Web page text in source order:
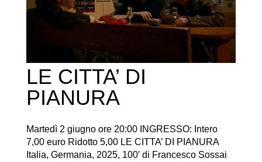
LE CITTA’ DI
PIANURA
Martedì 2 giugno ore 20:00 INGRESSO: Intero
7,00 euro Ridotto 5,00 LE CITTA’ DI PIANURA
Italia, Germania, 2025, 100′ di Francesco Sossai